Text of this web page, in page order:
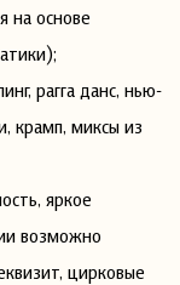
на основе
рагга данс, нью-
крамп, миксы из
яркое
возможно
цирковые